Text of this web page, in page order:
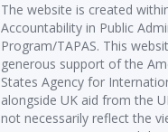
The website is created
Accountability in Public
Program/TAPAS. This
generous support of the
States Agency for
alongside UK aid from the
not necessarily reflect the